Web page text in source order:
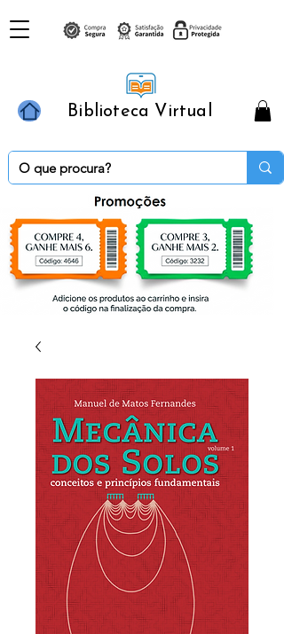
Biblioteca Virtual